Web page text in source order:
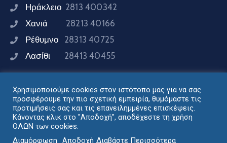
Ηράκλειο 2813 400342
Χανιά 28213 40166
Ρέθυμνο 28313 40725
Λασίθι 28413 40455
Συνδεθείτε μαζί μας
Σχεδιασμός - Ανάπτυξη: Διεύθυνση Ηλεκτρονικής
Χρησιμοποιούμε cookies στον ιστότοπο μας για να σας
προσφέρουμε την πιο σχετική εμπειρία, θυμόμαστε τις
προτιμήσεις σας και τις επανειλημμένες επισκέψεις.
Κάνοντας κλικ στο "Αποδοχή", αποδέχεστε τη χρήση
ΟΛΩΝ των cookies.
Διαμόρφωση
Αποδοχή Διαβάστε Περισσότερα